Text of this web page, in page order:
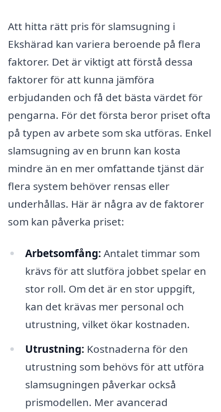
Att hitta rätt pris för slamsugning i
Ekshärad kan variera beroende på flera
faktorer. Det är viktigt att förstå dessa
faktorer för att kunna jämföra
erbjudanden och få det bästa värdet för
pengarna. För det första beror priset ofta
på typen av arbete som ska utföras. Enkel
slamsugning av en brunn kan kosta
mindre än en mer omfattande tjänst där
flera system behöver rensas eller
underhållas. Här är några av de faktorer
som kan påverka priset:
Arbetsomfång: Antalet timmar som
krävs för att slutföra jobbet spelar en
stor roll. Om det är en stor uppgift,
kan det krävas mer personal och
utrustning, vilket ökar kostnaden.
Utrustning: Kostnaderna för den
utrustning som behövs för att utföra
slamsugningen påverkar också
prismodellen. Mer avancerad